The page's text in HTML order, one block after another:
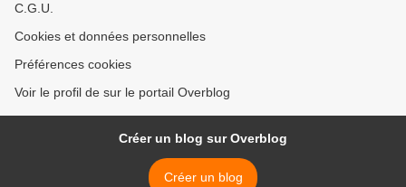
C.G.U.
Cookies et données personnelles
Préférences cookies
Voir le profil de sur le portail Overblog
Créer un blog sur Overblog
Créer un blog